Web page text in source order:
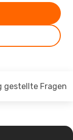
gestellte Fragen